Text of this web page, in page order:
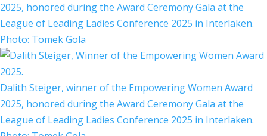
2025, honored during the Award Ceremony Gala at the
League of Leading Ladies Conference 2025 in Interlaken.
Photo: Tomek Gola
Dalith Steiger, winner of the Empowering Women Award
2025, honored during the Award Ceremony Gala at the
League of Leading Ladies Conference 2025 in Interlaken.